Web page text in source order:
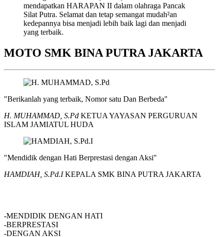
mendapatkan HARAPAN II dalam olahraga Pancak
Silat Putra. Selamat dan tetap semangat mudah²an
kedepannya bisa menjadi lebih baik lagi dan menjadi
yang terbaik.
MOTO SMK BINA PUTRA JAKARTA
"Berikanlah yang terbaik, Nomor satu Dan Berbeda"
H. MUHAMMAD, S.Pd KETUA YAYASAN PERGURUAN
ISLAM JAMIATUL HUDA
"Mendidik dengan Hati Berprestasi dengan Aksi"
HAMDIAH, S.Pd.IKEPALA SMK BINA PUTRA JAKARTA
-MENDIDIK DENGAN HATI
-BERPRESTASI
-DENGAN AKSI